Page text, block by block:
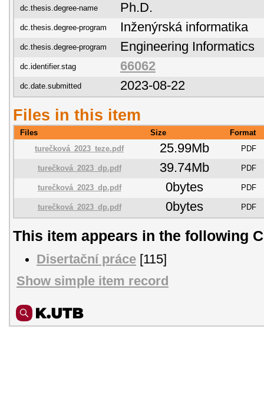
dc.thesis.degree-name Ph.D.
dc.thesis.degree-program Inženýrská informatika
dc.thesis.degree-program Engineering Informatics
dc.identifier.stag 66062
dc.date.submitted 2023-08-22
Files in this item
Files Size
Format
turečková_2023_teze.pdf
25.99Mb PDF
turečková_2023_dp.pdf 39.74Mb PDF
turečková_2023_dp.pdf 0bytes PDF
turečková_2023_dp.pdf 0bytes PDF
This item appears in the following
Disertační práce [115]
Show simple item record